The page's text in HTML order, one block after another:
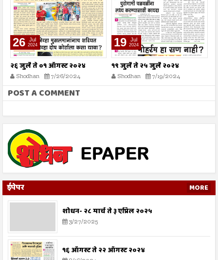
26 Jul
2024
२६ जुलै ते ०१ ऑगस्ट २०२४
Shodhan 7/26/2024
19 Jul
2024
१९ जुलै ते २५ जुलै २०२४
Shodhan 7/19/2024
POST A COMMENT
ईपेपर MORE
शोधन- २८ मार्च ते ३ एप्रिल २०२५
3/27/2025
१६ ऑगस्ट ते २२ ऑगस्ट २०२४